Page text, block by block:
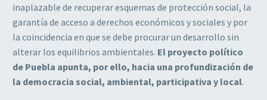
inaplazable de recuperar esquemas de protección social, la
garantía de acceso a derechos económicos y sociales y por
la coincidencia en que se debe procurar un desarrollo sin
alterar los equilibrios ambientales. El proyecto político
de Puebla apunta, por ello, hacia una profundización de
la democracia social, ambiental, participativa y local.